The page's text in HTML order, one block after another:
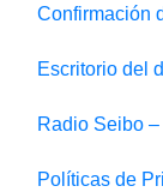
Confirmación
Escritorio del
Radio Seibo
Políticas de